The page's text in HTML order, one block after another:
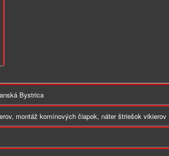
Bystrica
montáž komínových čiapok, náter štriešok vikierov